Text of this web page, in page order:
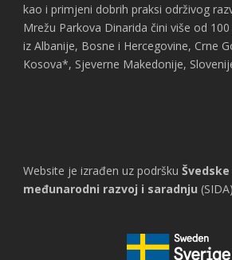
kao i primjeni dobrih praksi održivog
Mrežu Parkova Dinarida čini više od
iz Albanije, Bosne i Hercegovine, Crne
Kosova*, Sjeverne Makedonije,
Website je izrađen uz podršku
međunarodni razvoj i saradnju (SIDA)